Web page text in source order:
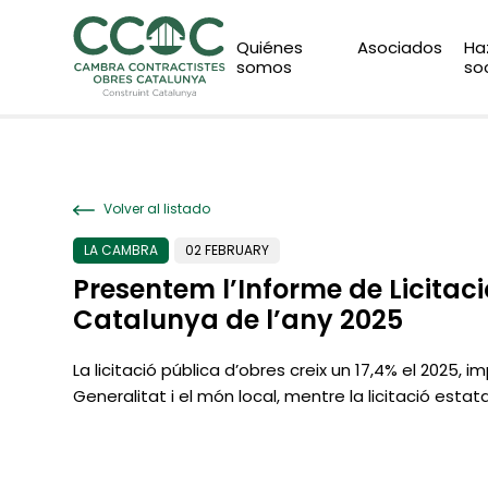
Quiénes
somos
Asociados
Volver al listado
LA CAMBRA 02 FEBRUARY
Presentem l’Informe de
Catalunya de l’any 2025
La licitació pública d’obres creix un 17,4% el 2025,
Generalitat i el món local, mentre la licitació